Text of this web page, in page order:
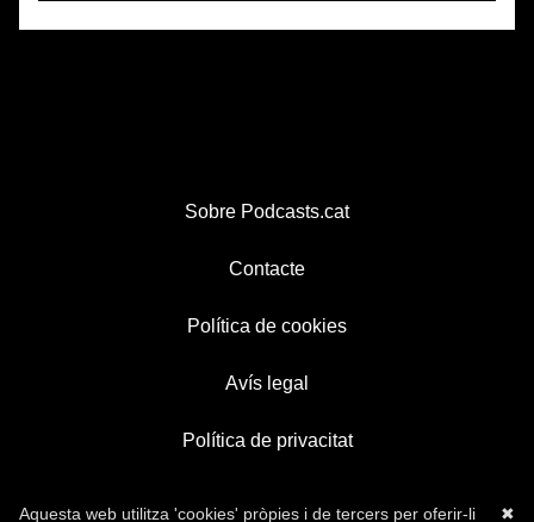
Sobre Podcasts.cat
Contacte
Política de cookies
Avís legal
Política de privacitat
✖
Aquesta web utilitza 'cookies' pròpies i de tercers per oferir-li